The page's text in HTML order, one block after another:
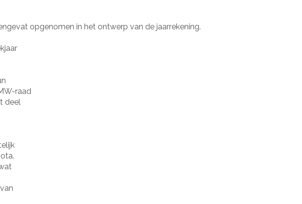
opgenomen in het ontwerp van de jaarrekening.
raad
deel